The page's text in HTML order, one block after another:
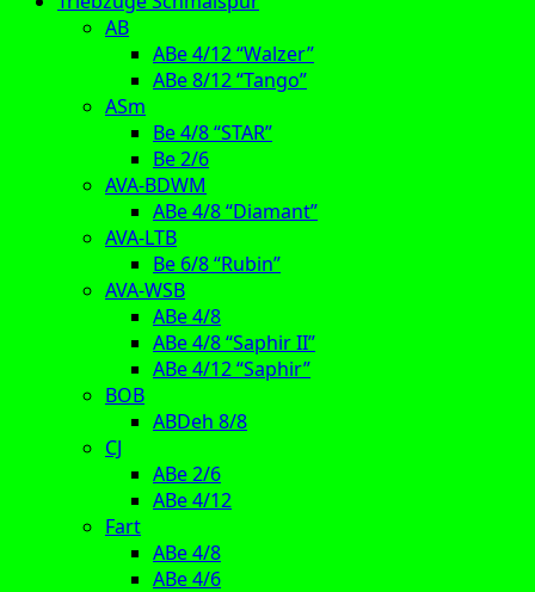
AB
ABe 4/12 “Walzer”
ABe 8/12 “Tango”
ASm
Be 4/8 “STAR”
Be 2/6
AVA-BDWM
ABe 4/8 “Diamant”
AVA-LTB
Be 6/8 “Rubin”
AVA-WSB
ABe 4/8
ABe 4/8 “Saphir II”
ABe 4/12 “Saphir”
BOB
ABDeh 8/8
CJ
ABe 2/6
ABe 4/12
Fart
ABe 4/8
ABe 4/6